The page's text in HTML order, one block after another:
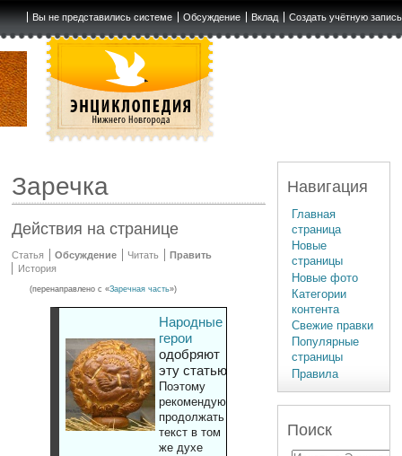
Вы не представились системе Обсуждение Вклад Создать учётную запись
Заречка
Действия на странице
Статья Обсуждение Читать
Править
История
(перенаправлено с «Заречная часть»)
Народные
герои
одобряют
эту статью
Поэтому
рекомендуют
продолжать
текст в том
же духе
Навигация
Главная
страница
Новые
страницы
Новые фото
Категории
контента
Свежие правки
Популярные
страницы
Правила
Поиск